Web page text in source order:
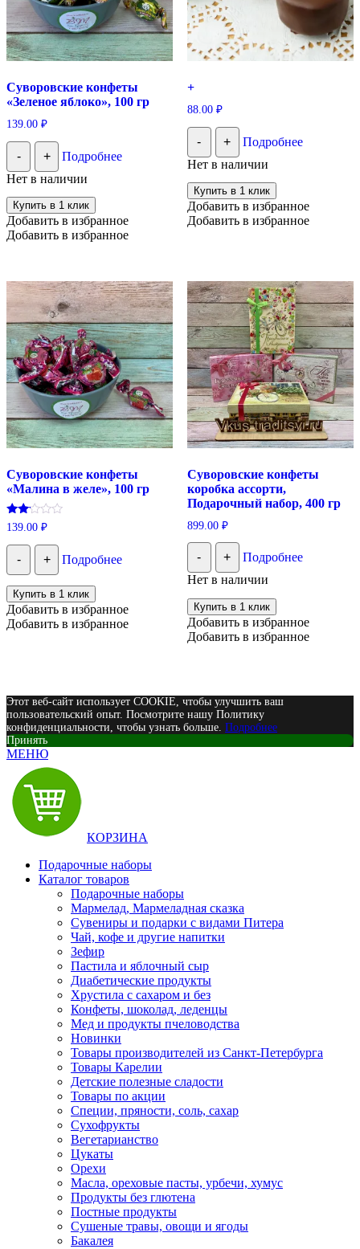
Суворовские конфеты
«Зеленое яблоко», 100 гр
139.00 ₽
- +
Подробнее
Нет в наличии
Купить в 1 клик
Добавить в избранное
Добавить в избранное
+
88.00 ₽
- +
Подробнее
Нет в наличии
Купить в 1 клик
Добавить в избранное
Добавить в избранное
Суворовские конфеты
«Малина в желе», 100 гр
Оценка
2.00
из 5
139.00 ₽
- + Подробнее
Купить в 1 клик
Добавить в избранное
Добавить в избранное
Суворовские конфеты
коробка ассорти,
Подарочный набор, 400 гр
899.00 ₽
- +
Подробнее
Нет в наличии
Купить в 1 клик
Добавить в избранное
Добавить в избранное
Этот веб-сайт использует COOKIE, чтобы улучшить ваш
пользовательский опыт. Посмотрите нашу Политику
конфиденциальности, чтобы узнать больше. Подробнее
Принять
МЕНЮ
КОРЗИНА
Подарочные наборы
Каталог товаров
Подарочные наборы
Мармелад, Мармеладная сказка
Сувениры и подарки с видами Питера
Чай, кофе и другие напитки
Зефир
Пастила и яблочный сыр
Диабетические продукты
Хрустила с сахаром и без
Конфеты, шоколад, леденцы
Мед и продукты пчеловодства
Новинки
Товары производителей из Санкт-Петербурга
Товары Карелии
Детские полезные сладости
Товары по акции
Специи, пряности, соль, сахар
Сухофрукты
Вегетарианство
Цукаты
Орехи
Масла, ореховые пасты, урбечи, хумус
Продукты без глютена
Постные продукты
Сушеные травы, овощи и ягоды
Бакалея